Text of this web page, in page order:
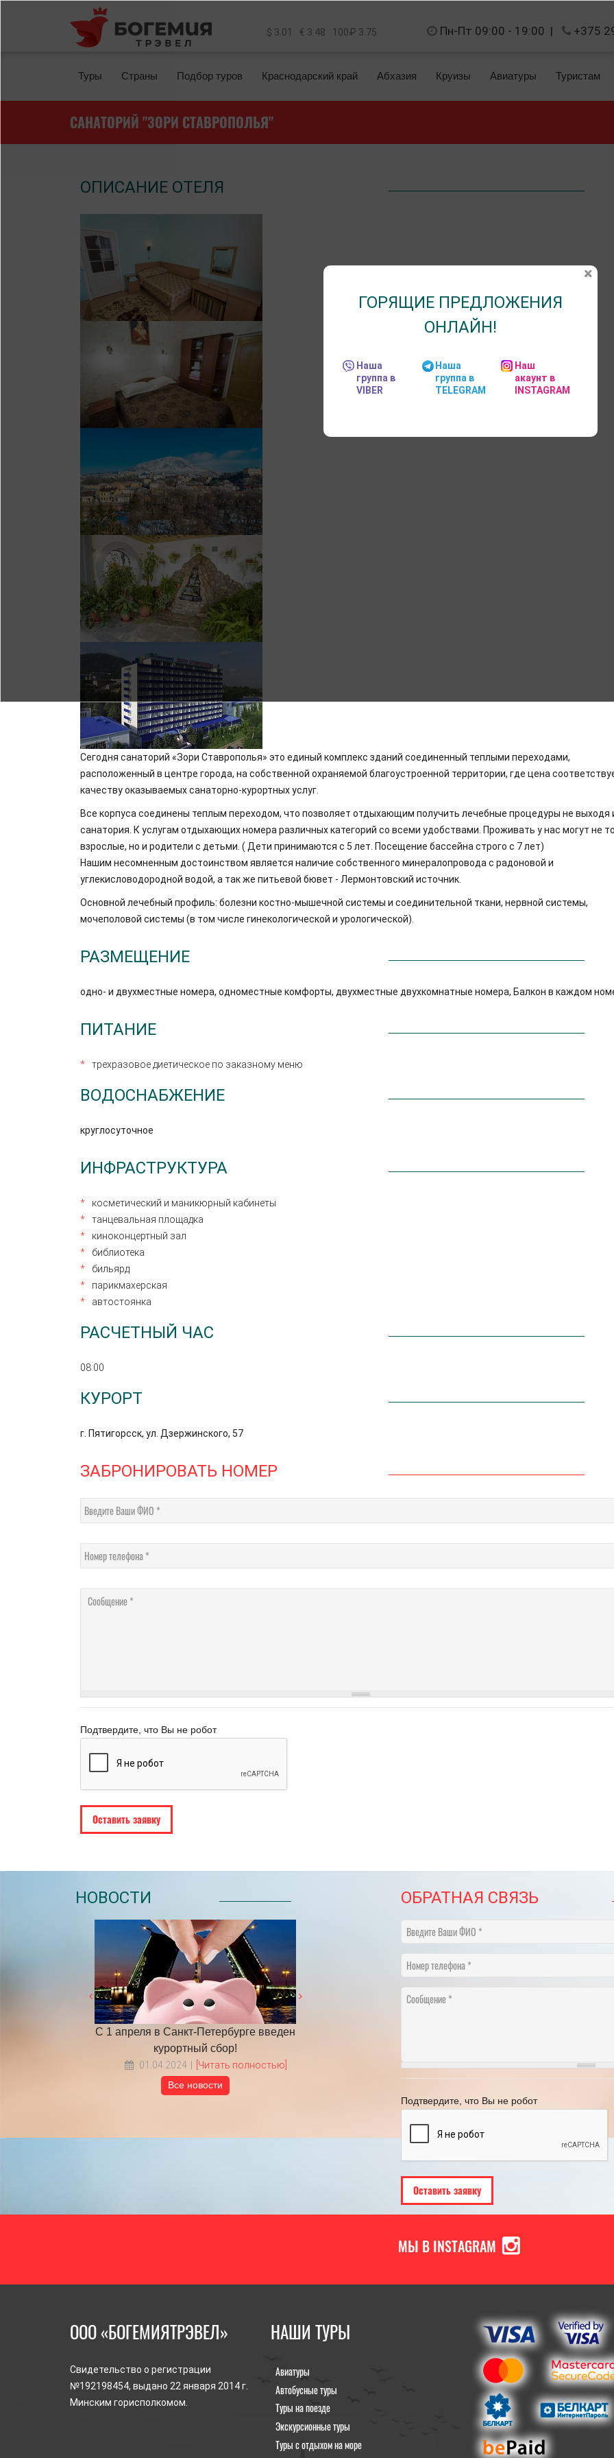
Перейти к основному содержанию
$ 3.01 € 3.48 100₽ 3.75 Пн-Пт 09:00 - 19:00 | +375
Туры Страны Подбор туров Краснодарский край Абхазия Круизы Авиатуры Туристам
САНАТОРИЙ "ЗОРИ СТАВРОПОЛЬЯ"
ОПИСАНИЕ ОТЕЛЯ
Сегодня санаторий «Зори Ставрополья» это единый комплекс зданий соединенный теплыми переходами,
расположенный в центре города, на собственной охраняемой благоустроенной территории, где цена
качеству оказываемых санаторно-курортных услуг.
Все корпуса соединены теплым переходом, что позволяет отдыхающим получить лечебные процедуры не выходя
санатория. К услугам отдыхающих номера различных категорий со всеми удобствами. Проживать у нас могут не
взрослые, но и родители с детьми. ( Дети принимаются с 5 лет. Посещение бассейна строго с 7 лет)
Нашим несомненным достоинством является наличие собственного минералопровода с радоновой и
углекисловодородной водой, а так же питьевой бювет - Лермонтовский источник.
Основной лечебный профиль: болезни костно-мышечной системы и соединительной ткани, нервной системы,
мочеполовой системы (в том числе гинекологической и урологической).
РАЗМЕЩЕНИЕ
одно- и двухместные номера, одноместные комфорты, двухместные двухкомнатные номера, Балкон в каждом
ПИТАНИЕ
трехразовое диетическое по заказному меню
ВОДОСНАБЖЕНИЕ
круглосуточное
ИНФРАСТРУКТУРА
косметический и маникюрный кабинеты
танцевальная площадка
киноконцертный зал
библиотека
бильярд
парикмахерская
автостоянка
РАСЧЕТНЫЙ ЧАС
08:00
КУРОРТ
г. Пятигорсск, ул. Дзержинского, 57
ЗАБРОНИРОВАТЬ НОМЕР
Введите Ваши ФИО
Номер телефона
Сообщение
Подтвердите, что Вы не робот
НОВОСТИ
​НА ЧТО ОБРАТИТЬ ВНИМАНИЕ
ВЫБИРАЯ ТУР В ПИТЕР?
18.05.2022 [Читать полностью]
[Читать полностью]
Все новости
ОБРАТНАЯ СВЯЗЬ
Введите Ваши ФИО
Номер телефона
Сообщение
Подтвердите, что Вы не робот
МЫ В INSTAGRAM
ООО «БОГЕМИЯТРЭВЕЛ»
Свидетельство о регистрации
№192198454, выдано 22 января 2014 г.
Минским горисполкомом.
НАШИ ТУРЫ
Авиатуры
Автобусные туры
Туры на поезде
Экскурсионные туры
Туры с отдыхом на море
ГОРЯЩИЕ ПРЕДЛОЖЕНИЯ
ОНЛАЙН!
Наша
группа в
VIBER
Наша
группа в
TELEGRAM
Наш
акаунт в
INSTAGRAM